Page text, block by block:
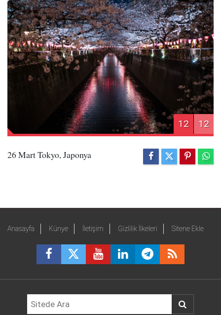
12 12
26 Mart Tokyo, Japonya
Anasayfa Künye İletişim Gizlilik İlkeleri Sitene Ekle